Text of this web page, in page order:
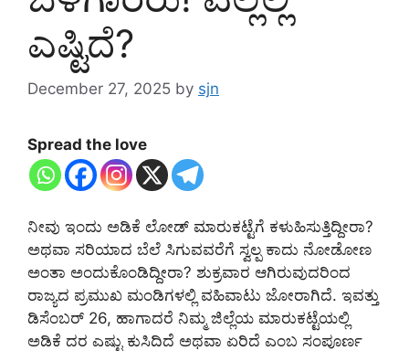
ಎಷ್ಟಿದೆ?
December 27, 2025 by sjn
Spread the love
ನೀವು ಇಂದು ಅಡಿಕೆ ಲೋಡ್ ಮಾರುಕಟ್ಟೆಗೆ ಕಳುಹಿಸುತ್ತಿದ್ದೀರಾ?
ಅಥವಾ ಸರಿಯಾದ ಬೆಲೆ ಸಿಗುವವರೆಗೆ ಸ್ವಲ್ಪ ಕಾದು ನೋಡೋಣ
ಅಂತಾ ಅಂದುಕೊಂಡಿದ್ದೀರಾ? ಶುಕ್ರವಾರ ಆಗಿರುವುದರಿಂದ
ರಾಜ್ಯದ ಪ್ರಮುಖ ಮಂಡಿಗಳಲ್ಲಿ ವಹಿವಾಟು ಜೋರಾಗಿದೆ. ಇವತ್ತು
ಡಿಸೆಂಬರ್ 26, ಹಾಗಾದರೆ ನಿಮ್ಮ ಜಿಲ್ಲೆಯ ಮಾರುಕಟ್ಟೆಯಲ್ಲಿ
ಅಡಿಕೆ ದರ ಎಷ್ಟು ಕುಸಿದಿದೆ ಅಥವಾ ಏರಿದೆ ಎಂಬ ಸಂಪೂರ್ಣ